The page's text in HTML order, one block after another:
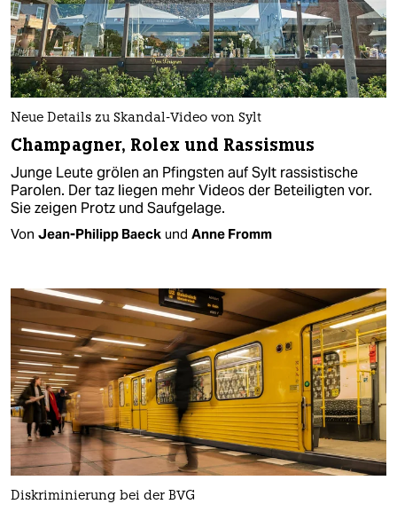
Neue Details zu Skandal-Video von Sylt
Champagner, Rolex und Rassismus
Junge Leute grölen an Pfingsten auf Sylt rassistische
Parolen. Der taz liegen mehr Videos der Beteiligten vor.
Sie zeigen Protz und Saufgelage.
Von Jean-Philipp Baeck und Anne Fromm
Diskriminierung bei der BVG